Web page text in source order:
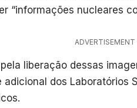
“informações nucleares
ADVERTISEMENT
liberação dessas
dos Laboratórios